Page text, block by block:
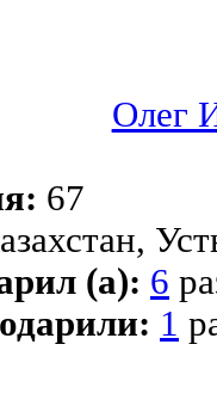
Олег
67
(а): 6
1